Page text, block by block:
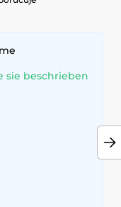
sie beschrieben